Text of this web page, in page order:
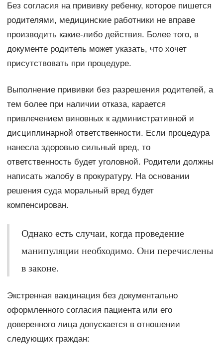
Без согласия на прививку ребенку, которое пишется
родителями, медицинские работники не вправе
производить какие-либо действия. Более того, в
документе родитель может указать, что хочет
присутствовать при процедуре.
Выполнение прививки без разрешения родителей, а
тем более при наличии отказа, карается
привлечением виновных к административной и
дисциплинарной ответственности. Если процедура
нанесла здоровью сильный вред, то
ответственность будет уголовной. Родители должны
написать жалобу в прокуратуру. На основании
решения суда моральный вред будет
компенсирован.
Однако есть случаи, когда проведение
манипуляции необходимо. Они перечислены
в законе.
Экстренная вакцинация без документально
оформленного согласия пациента или его
доверенного лица допускается в отношении
следующих граждан: